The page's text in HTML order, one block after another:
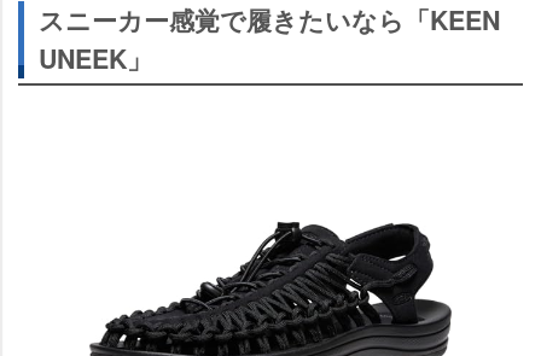
スニーカー感覚で履きたいなら「KEEN
UNEEK」